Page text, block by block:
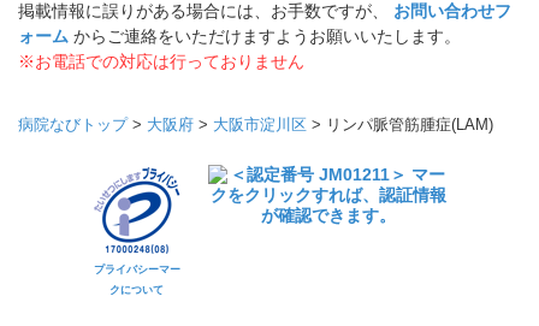
掲載情報に誤りがある場合には、お手数ですが、 お問い合わせフ
ォーム からご連絡をいただけますようお願いいたします。
※お電話での対応は行っておりません
病院なびトップ> 大阪府 > 大阪市淀川区 > リンパ脈管筋腫症(LAM)
プライバシーマー
クについて